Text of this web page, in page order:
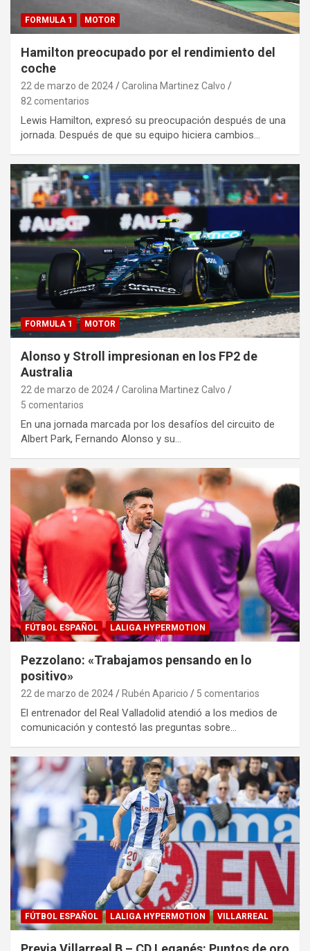
FORMULA 1 MOTOR
Hamilton preocupado por el rendimiento del
coche
22 de marzo de 2024
Carolina Martinez Calvo
82 comentarios
Lewis Hamilton, expresó su preocupación después de una
jornada. Después de que su equipo hiciera cambios…
FORMULA 1 MOTOR
Alonso y Stroll impresionan en los FP2 de
Australia
22 de marzo de 2024
Carolina Martinez Calvo
5 comentarios
En una jornada marcada por los desafíos del circuito de
Albert Park, Fernando Alonso y su…
FÚTBOL ESPAÑOL LALIGA HYPERMOTION
Pezzolano: «Trabajamos pensando en lo
positivo»
22 de marzo de 2024 Rubén Aparicio 5 comentarios
El entrenador del Real Valladolid atendió a los medios de
comunicación y contestó las preguntas sobre…
FÚTBOL ESPAÑOL LALIGA HYPERMOTION VILLARREAL